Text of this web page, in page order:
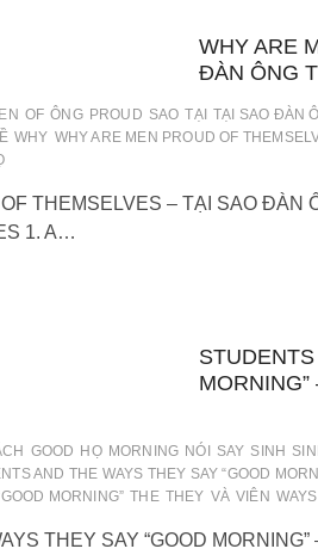
WHY ARE
ĐÀN ÔNG
OF ÔNG PROUD SAO TẠI TẠI SAO ĐÀN
WHY WHY ARE MEN PROUD OF
THEMSELVES – TẠI SAO ĐÀN
1. A…
GOOD HỌ MORNING NÓI SAY SINH
AND THE WAYS THEY SAY “GOOD
MORNING” THE THEY VÀ VIÊN WAYS
THEY SAY “GOOD